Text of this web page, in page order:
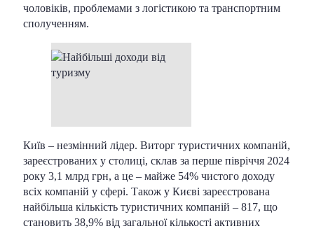
чоловіків, проблемами з логістикою та транспортним
сполученням.
Київ – незмінний лідер. Виторг туристичних компаній,
зареєстрованих у столиці, склав за перше півріччя 2024
року 3,1 млрд грн, а це – майже 54% чистого доходу
всіх компаній у сфері. Також у Києві зареєстрована
найбільша кількість туристичних компаній – 817, що
становить 38,9% від загальної кількості активних